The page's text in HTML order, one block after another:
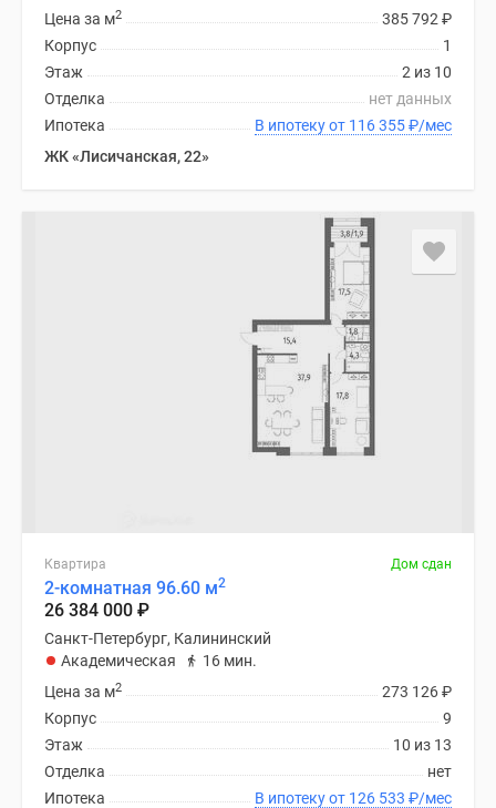
385 792 ₽
Цена за м2
1
Корпус
2 из 10
Этаж
нет данных
Отделка
В ипотеку от 116 355₽/мес
Ипотека
ЖК «Лисичанская, 22»
Квартира Дом сдан
2-комнатная 96.60 м2
26 384 000 ₽
Санкт-Петербург, Калининский
Академическая
16 мин.
273 126₽
Цена за м2
9
Корпус
10 из 13
Этаж
нет
Отделка
В ипотеку от 126 533 ₽/мес
Ипотека